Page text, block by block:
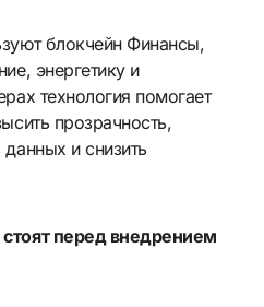
блокчейн Финансы,
энергетику и
технология помогает
прозрачность,
и снизить
перед внедрением